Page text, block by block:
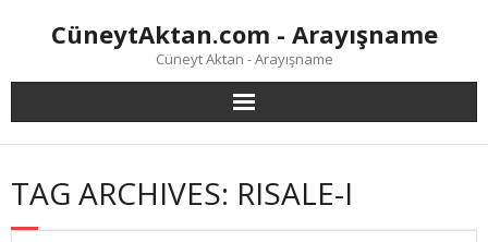
CüneytAktan.com - Arayışname
Cüneyt Aktan - Arayışname
TAG ARCHIVES: RISALE-I